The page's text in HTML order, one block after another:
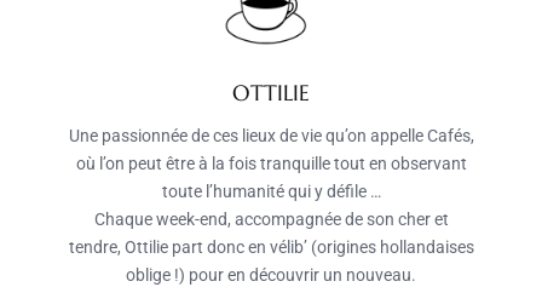
OTTILIE
Une passionnée de ces lieux de vie qu’on appelle Cafés,
où l’on peut être à la fois tranquille tout en observant
toute l’humanité qui y défile …
Chaque week-end, accompagnée de son cher et
tendre, Ottilie part donc en vélib’ (origines hollandaises
oblige !) pour en découvrir un nouveau.